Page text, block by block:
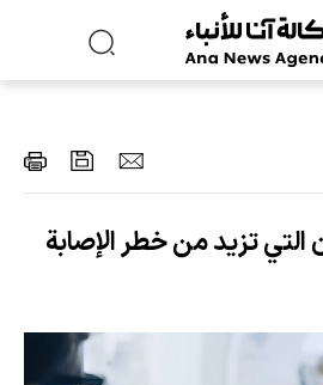
تزيد من خطر الإصابة